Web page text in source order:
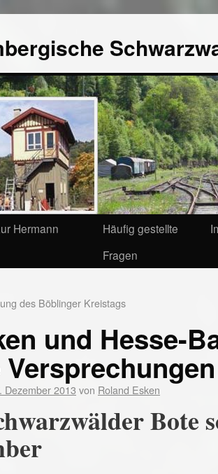
Hermann
Häufig gestellte
Fragen
des Böblinger Kreistags
und Hesse-
Versprechungen
Dezember 2013 von Roland Esken
Bote